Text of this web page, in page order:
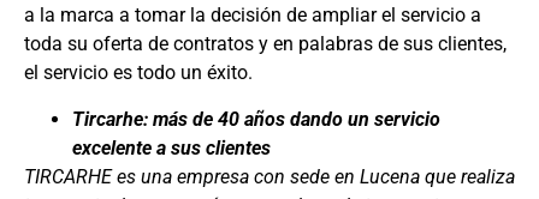
a la marca a tomar la decisión de ampliar el servicio a
toda su oferta de contratos y en palabras de sus clientes,
el servicio es todo un éxito.
Tircarhe: más de 40 años dando un servicio
excelente a sus clientes
TIRCARHE es una empresa con sede en Lucena que realiza